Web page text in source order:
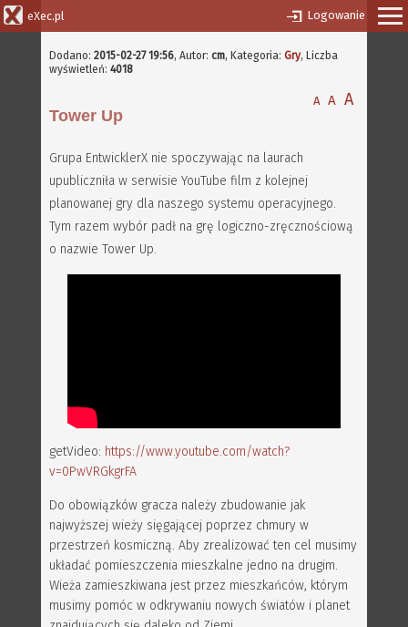
eXec.pl Logowanie
Dodano: 2015-02-27 19:56, Autor: cm, Kategoria: Gry, Liczba
wyświetleń: 4018
A A A
Tower Up
Grupa EntwicklerX nie spoczywając na laurach
upubliczniła w serwisie YouTube film z kolejnej
planowanej gry dla naszego systemu operacyjnego.
Tym razem wybór padł na grę logiczno-zręcznościową
o nazwie Tower Up.
getVideo: https://www.youtube.com/watch?
v=0PwVRGkgrFA
Do obowiązków gracza należy zbudowanie jak
najwyższej wieży sięgającej poprzez chmury w
przestrzeń kosmiczną. Aby zrealizować ten cel musimy
układać pomieszczenia mieszkalne jedno na drugim.
Wieża zamieszkiwana jest przez mieszkańców, którym
musimy pomóc w odkrywaniu nowych światów i planet